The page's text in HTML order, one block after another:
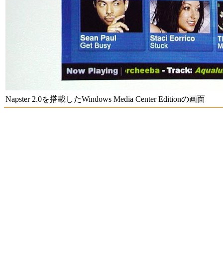
Napster 2.0を搭載したWindows Media Center Editionの画面